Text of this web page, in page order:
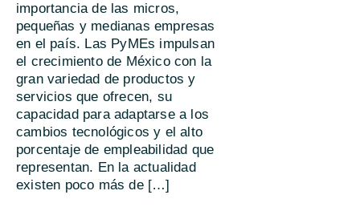
importancia de las micros,
pequeñas y medianas empresas
en el país. Las PyMEs impulsan
el crecimiento de México con la
gran variedad de productos y
servicios que ofrecen, su
capacidad para adaptarse a los
cambios tecnológicos y el alto
porcentaje de empleabilidad que
representan. En la actualidad
existen poco más de […]